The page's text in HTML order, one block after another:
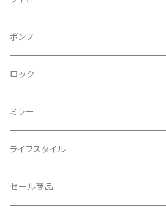
CRANE/クレーン
CRANKBROTHERS/クランクブラザーズ
CROSS SECTION/クロスセクション
CLIK/クリック
CUSH CORE/クッシュコア
バックパック
フレームバッグ
輪行袋
輪行小物
バイクカバー
その他
フロントライト
テールライト
ポンプ
ロック
ミラー
ライフスタイル
キャップ
セール商品